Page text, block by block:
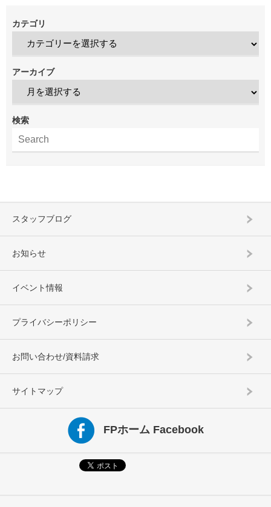
カテゴリ
アーカイブ
検索
スタッフブログ
お知らせ
イベント情報
プライバシーポリシー
お問い合わせ/資料請求
サイトマップ
FPホーム Facebook